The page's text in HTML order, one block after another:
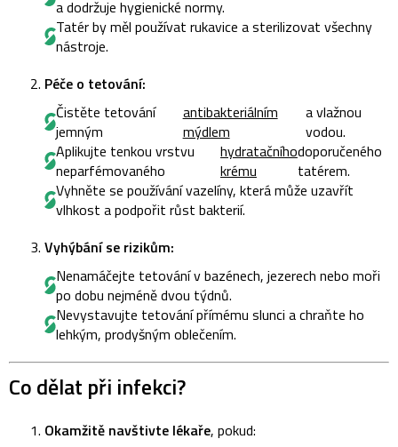
a dodržuje hygienické normy.
Tatér by měl používat rukavice a sterilizovat všechny
nástroje.
Péče o tetování:
Čistěte tetování
jemným
antibakteriálním
mýdlem
a vlažnou
vodou.
Aplikujte tenkou vrstvu
neparfémovaného
hydratačního
krému
doporučeného
tatérem.
Vyhněte se používání vazelíny, která může uzavřít
vlhkost a podpořit růst bakterií.
Vyhýbání se rizikům:
Nenamáčejte tetování v bazénech, jezerech nebo moři
po dobu nejméně dvou týdnů.
Nevystavujte tetování přímému slunci a chraňte ho
lehkým, prodyšným oblečením.
Co dělat při infekci?
Okamžitě navštivte lékaře, pokud: